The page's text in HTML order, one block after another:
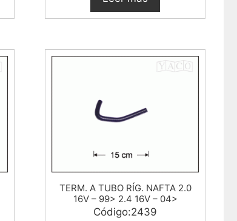
TERM. A TUBO RÍG. NAFTA 2.0
16V – 99> 2.4 16V – 04>
Código:2439